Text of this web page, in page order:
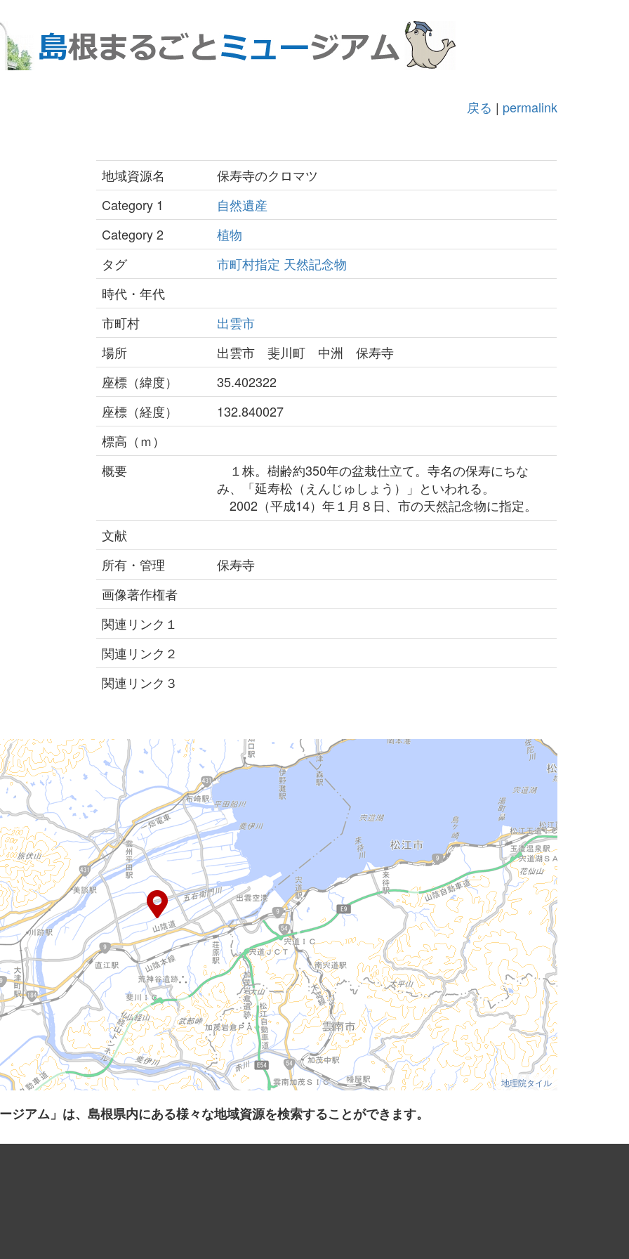
戻る | permalink
地域資源名
保寿寺のクロマツ
Category 1
自然遺産
Category 2
植物
タグ
市町村指定 天然記念物
時代・年代
市町村
出雲市
場所
出雲市 斐川町 中洲 保寿寺
座標（緯度）
35.402322
座標（経度）
132.840027
標高（ｍ）
概要
１株。樹齢約350年の盆栽仕立て。寺名の保寿にちな
み、「延寿松（えんじゅしょう）」といわれる。
2002（平成14）年１月８日、市の天然記念物に指定。
文献
所有・管理
保寿寺
画像著作権者
関連リンク１
関連リンク２
関連リンク３
地理院タイル
ジアム」は、島根県内にある様々な地域資源を検索することができます。